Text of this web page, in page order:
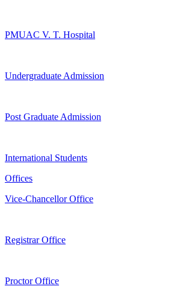
PMUAC V. T. Hospital
Undergraduate Admission
Post Graduate Admission
International Students
Offices
Vice-Chancellor Office
Registrar Office
Proctor Office